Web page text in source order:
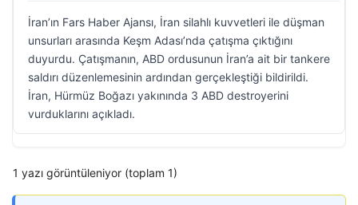
İran’ın Fars Haber Ajansı, İran silahlı kuvvetleri ile düşman
unsurları arasında Keşm Adası’nda çatışma çıktığını
duyurdu. Çatışmanın, ABD ordusunun İran’a ait bir tankere
saldırı düzenlemesinin ardından gerçekleştiği bildirildi.
İran, Hürmüz Boğazı yakınında 3 ABD destroyerini
vurduklarını açıkladı.
1 yazı görüntüleniyor (toplam 1)